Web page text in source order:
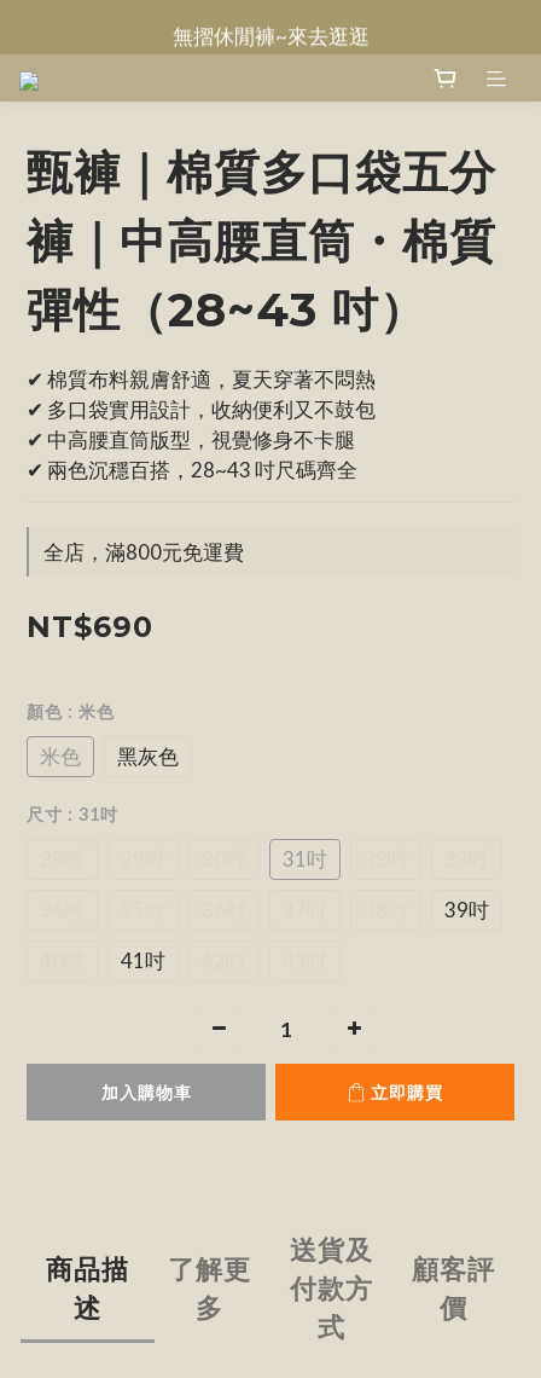
Welcome~甄褲
無摺休閒褲~來去逛逛
甄褲｜棉質多口袋五分
褲｜中高腰直筒・棉質
彈性（28~43 吋）
✔ 棉質布料親膚舒適，夏天穿著不悶熱
✔ 多口袋實用設計，收納便利又不鼓包
✔ 中高腰直筒版型，視覺修身不卡腿
✔ 兩色沉穩百搭，28~43 吋尺碼齊全
全店，滿800元免運費
NT$690
顏色 : 米色
米色 黑灰色
尺寸 : 31吋
31吋
39吋
41吋
加入購物車 立即購買
商品描
述
了解更
多
送貨及
付款方
式
顧客評
價